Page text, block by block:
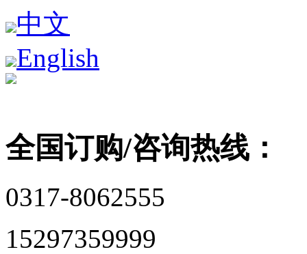
中文
English
全国订购/咨询热线：
0317-8062555
15297359999